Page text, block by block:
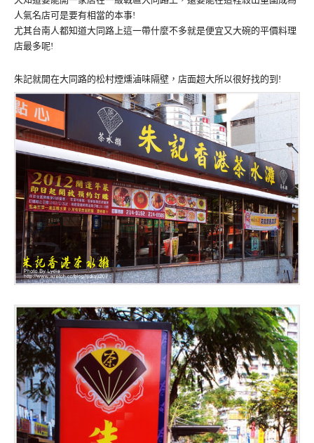
人氣名店可是要有相當的本事!
尤其台南人都知道大同路上這一帶什麼不多就是便宜又大碗的平價料理
店最多呢!
朱記就開在大同路的松村煙燻滷味隔壁，店面超大所以很好找的到!